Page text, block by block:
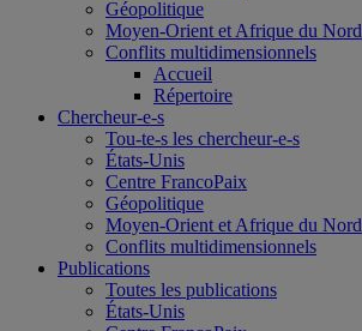
Géopolitique
Moyen-Orient et Afrique du Nord
Conflits multidimensionnels
Accueil
Répertoire
Chercheur-e-s
Tou-te-s les chercheur-e-s
États-Unis
Centre FrancoPaix
Géopolitique
Moyen-Orient et Afrique du Nord
Conflits multidimensionnels
Publications
Toutes les publications
États-Unis